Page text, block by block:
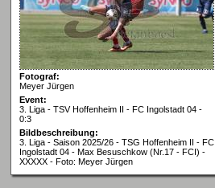
Fotograf:
Meyer Jürgen
Event:
3. Liga - TSV Hoffenheim II - FC Ingolstadt 04 -
0:3
Bildbeschreibung:
3. Liga - Saison 2025/26 - TSG Hoffenheim II - FC
Ingolstadt 04 - Max Besuschkow (Nr.17 - FCI) -
XXXXX - Foto: Meyer Jürgen